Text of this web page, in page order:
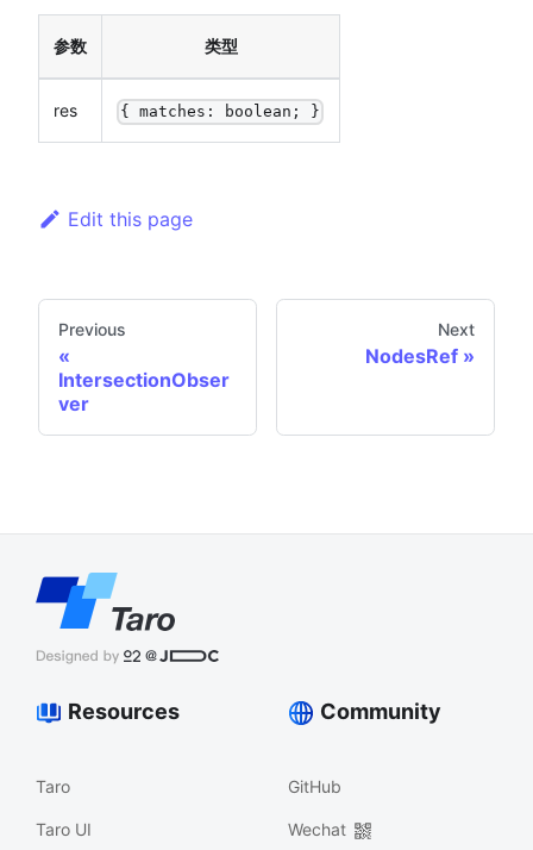
参数 类型
res { matches: boolean; }
Edit this page
Previous
IntersectionObser
ver
Next
NodesRef
Resources
Taro
Taro UI
Community
GitHub
Wechat